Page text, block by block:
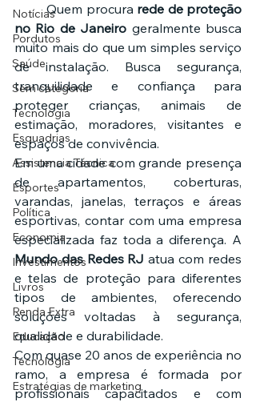
Notícias
Pordutos
Saúde
Sem categoria
Tecnologia
Esquadrias
Assistencia Técnica
Esportes
Política
Economia
Investimentos
Livros
Renda Extra
Educação
Tecnologia
Estratégias de marketing
	Quem procura
rede de proteção
no Rio de Janeiro geralmente busca
muito mais do que um simples serviço
de instalação. Busca segurança,
tranquilidade e confiança para
proteger crianças, animais de
estimação, moradores, visitantes e
espaços de convivência.
Em uma cidade com grande presença
de apartamentos, coberturas,
varandas, janelas, terraços e áreas
esportivas, contar com uma empresa
Mundo das Redes RJ atua com redes
e telas de proteção para diferentes
tipos de ambientes, oferecendo
soluções voltadas à segurança,
qualidade e durabilidade.
Com quase 20 anos de experiência no
ramo, a empresa é formada por
profissionais capacitados e com